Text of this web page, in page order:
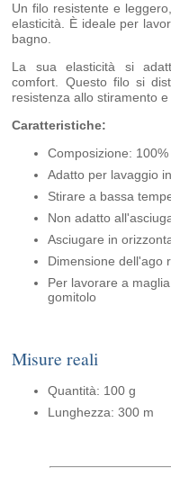
Un filo resistente e
elasticità. È ideale per
bagno.
La sua elasticità si
comfort. Questo filo si
resistenza allo stiramento
Caratteristiche:
Composizione:
Adatto per lavaggio
Stirare a bassa
Non adatto
Asciugare in
Dimensione dell'ago
Per lavorare a
gomitolo
Misure reali
Quantità: 100 g
Lunghezza: 300 m